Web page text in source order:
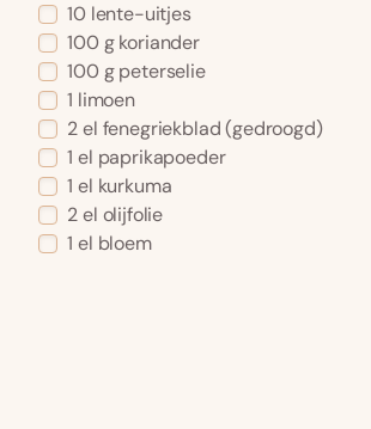
10 lente-uitjes
100 g koriander
100 g peterselie
1 limoen
2el fenegriekblad(gedroogd)
1 el paprikapoeder
1 el kurkuma
2el olijfolie
1 el bloem